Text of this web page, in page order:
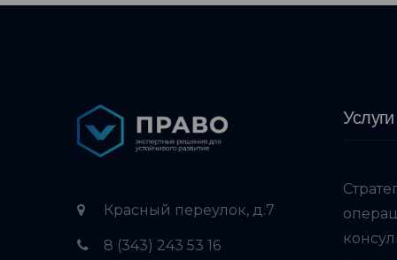
Красный переулок, д.7
8 (343) 243 53 16